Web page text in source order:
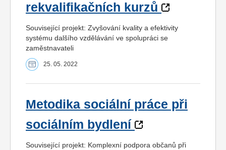
rekvalifikačních kurzů
Související projekt: Zvyšování kvality a efektivity
systému dalšího vzdělávání ve spolupráci se
zaměstnavateli
25. 05. 2022
Metodika sociální práce při
sociálním bydlení
Související projekt: Komplexní podpora občanů při